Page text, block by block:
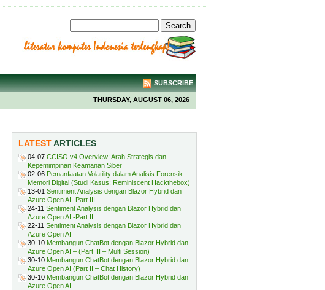
SUBSCRIBE
THURSDAY, AUGUST 06, 2026
LATESTARTICLES
04-07 CCISO v4 Overview: Arah Strategis dan
Kepemimpinan Keamanan Siber
02-06 Pemanfaatan Volatility dalam Analisis Forensik
Memori Digital (Studi Kasus: Reminiscent Hackthebox)
13-01 Sentiment Analysis dengan Blazor Hybrid dan
Azure Open AI -Part III
24-11 Sentiment Analysis dengan Blazor Hybrid dan
Azure Open AI -Part II
22-11 Sentiment Analysis dengan Blazor Hybrid dan
Azure Open AI
30-10 Membangun ChatBot dengan Blazor Hybrid dan
Azure Open AI – (Part III – Multi Session)
30-10 Membangun ChatBot dengan Blazor Hybrid dan
Azure Open AI (Part II – Chat History)
30-10 Membangun ChatBot dengan Blazor Hybrid dan
Azure Open AI